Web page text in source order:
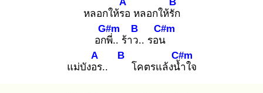
หลอกให้รอ หลอกให้รัก
อกพี่
G#m
.. ร้าว.
B
. รอน
C#m
แม่บังอร
A
..
B
โคตรแล้งน้ำ
C#m
ใจ